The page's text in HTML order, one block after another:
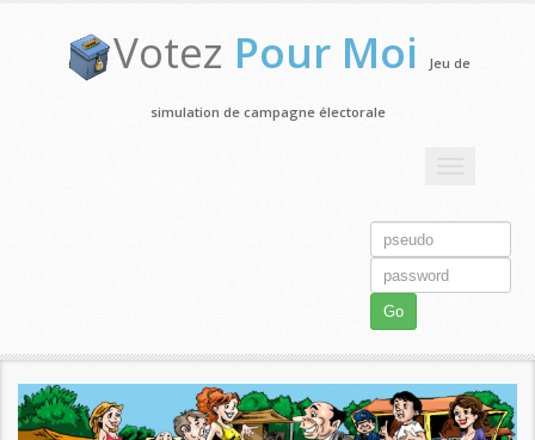
Votez Pour Moi Jeu de
simulation de campagne électorale
Go